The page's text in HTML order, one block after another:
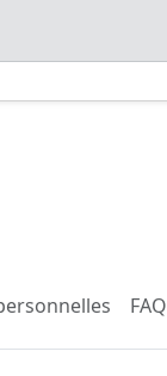
FAQ